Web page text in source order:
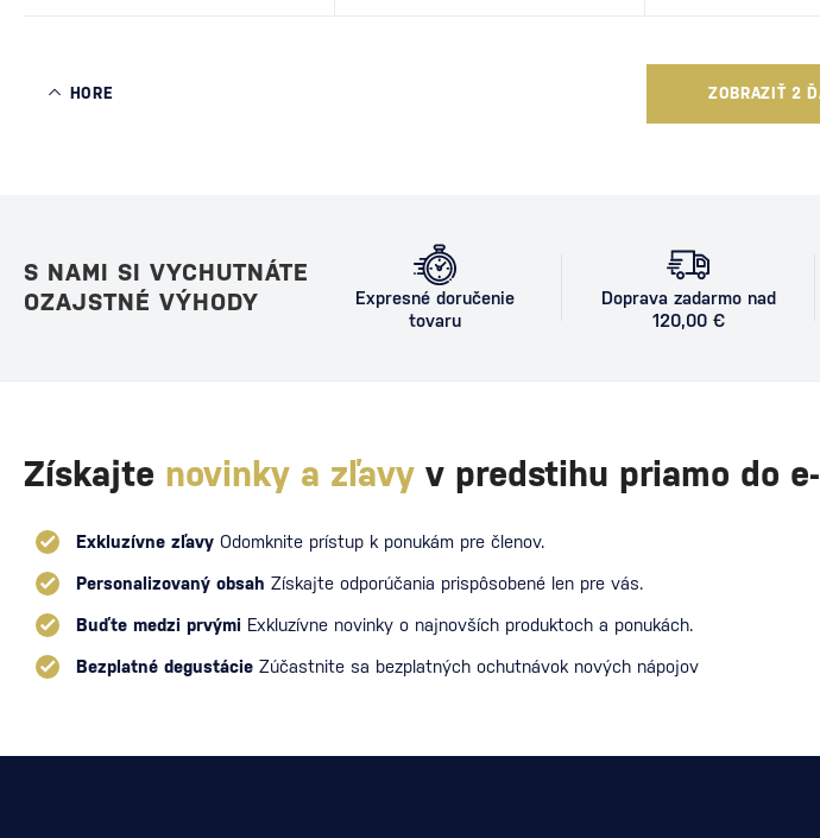
HORE ZOBRAZIŤ 2
S NAMI SI VYCHUTNÁTE
OZAJSTNÉ VÝHODY
Expresné doručenie
tovaru
Doprava zadarmo nad
120,00 €
Získajte novinky a zľavy v predstihu priamo do
Exkluzívne zľavy Odomknite prístup k ponukám pre členov.
Personalizovaný obsah Získajte odporúčania prispôsobené len pre vás.
Buďte medzi prvými Exkluzívne novinky o najnovších produktoch a ponukách.
Bezplatné degustácie Zúčastnite sa bezplatných ochutnávok nových nápojov